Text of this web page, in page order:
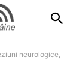
neurologice,